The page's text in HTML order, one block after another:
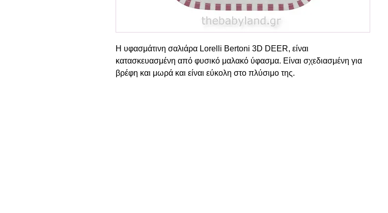
Η υφασμάτινη σαλιάρα Lorelli Bertoni 3D DEER, είναι
κατασκευασμένη από φυσικό μαλακό ύφασμα. Είναι σχεδιασμένη για
βρέφη και μωρά και είναι εύκολη στο πλύσιμο της.